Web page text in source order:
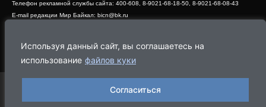
Используя данный сайт, вы соглашаетесь на
использование файлов куки
Согласиться
Телефон рекламной службы сайта: 400-608, 8-9021-68-18-50, 8-9021-68-08-43
E-mail редакции Мир Байкал: bicn@bk.ru
Адрес редакции: 670000, г. Улан-Удэ, ул. Профсоюзная, дом 44, офис 1